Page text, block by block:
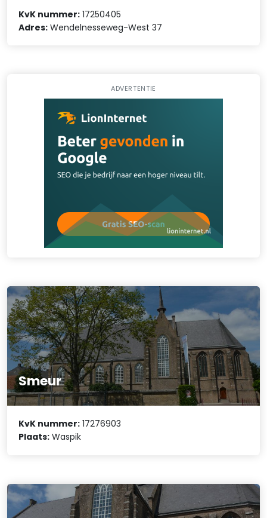
KvK nummer: 17250405
Adres: Wendelnesseweg-West 37
ADVERTENTIE
Smeur
KvK nummer: 17276903
Plaats: Waspik